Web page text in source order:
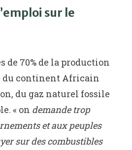
sur le
de 70% de la production
du continent Africain
du gaz naturel fossile
« on demande trop
et aux peuples
sur des combustibles